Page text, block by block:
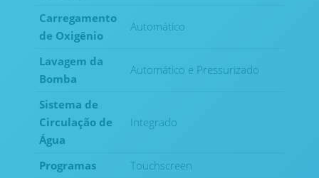
Carregamento
de Oxigênio
Automático
Lavagem da
Bomba
Automático e Pressurizado
Sistema de
Circulação de
Água
Integrado
Programas
Touchscreen